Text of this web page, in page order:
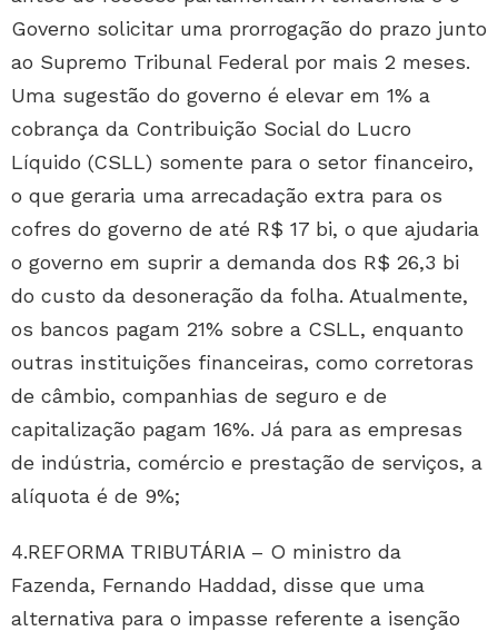
Governo solicitar uma prorrogação do prazo junto
ao Supremo Tribunal Federal por mais 2 meses.
Uma sugestão do governo é elevar em 1% a
cobrança da Contribuição Social do Lucro
Líquido (CSLL) somente para o setor financeiro,
o que geraria uma arrecadação extra para os
cofres do governo de até R$ 17 bi, o que ajudaria
o governo em suprir a demanda dos R$ 26,3 bi
do custo da desoneração da folha. Atualmente,
os bancos pagam 21% sobre a CSLL, enquanto
outras instituições financeiras, como corretoras
de câmbio, companhias de seguro e de
capitalização pagam 16%. Já para as empresas
de indústria, comércio e prestação de serviços, a
alíquota é de 9%;
4.REFORMA TRIBUTÁRIA – O ministro da
Fazenda, Fernando Haddad, disse que uma
alternativa para o impasse referente a isenção